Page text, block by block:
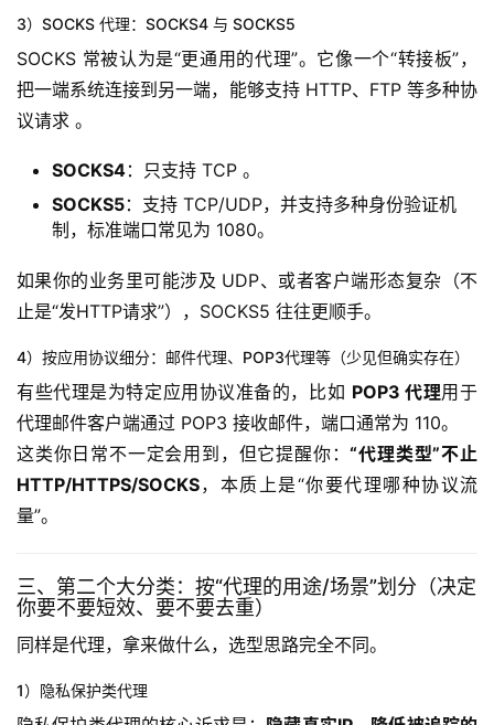
3）SOCKS 代理：SOCKS4 与 SOCKS5
SOCKS 常被认为是“更通用的代理”。它像一个“转接板”，
把一端系统连接到另一端，能够支持 HTTP、FTP 等多种协
议请求 。
SOCKS4：只支持 TCP 。
SOCKS5：支持 TCP/UDP，并支持多种身份验证机
制，标准端口常见为 1080。
如果你的业务里可能涉及 UDP、或者客户端形态复杂（不
止是“发HTTP请求”），SOCKS5 往往更顺手。
4）按应用协议细分：邮件代理、POP3代理等（少见但确实存在）
有些代理是为特定应用协议准备的，比如 POP3 代理用于
代理邮件客户端通过 POP3 接收邮件，端口通常为 110。
这类你日常不一定会用到，但它提醒你：“代理类型”不止
HTTP/HTTPS/SOCKS，本质上是“你要代理哪种协议流
量”。
三、第二个大分类：按“代理的用途/场景”划分（决定
你要不要短效、要不要去重）
同样是代理，拿来做什么，选型思路完全不同。
1）隐私保护类代理